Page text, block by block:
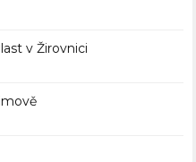
v Žirovnici